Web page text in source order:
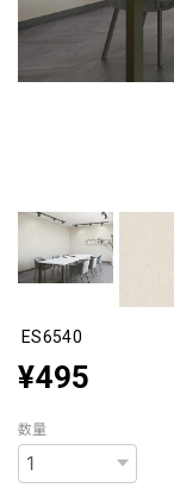
ES6540
¥495
数量